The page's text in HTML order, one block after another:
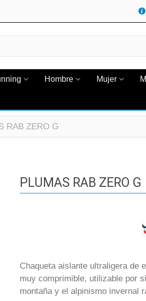
Hombre Mujer
RAB ZERO G
PLUMAS RAB ZERO G
Chaqueta aislante ultraligera de
muy comprimible, utilizable por
montaña y el alpinismo invernal